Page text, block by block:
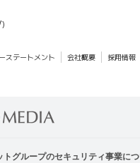
ステートメント 会社概要 採用情報
トグループのセキュリティ事業に